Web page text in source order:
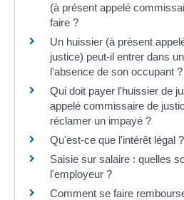
(à présent appelé
faire ?
Un huissier (à présent
justice) peut-il entrer dans
l'absence de son occupant ?
Qui doit payer l'huissier de
appelé commissaire de
réclamer un impayé ?
Qu'est-ce que l'intérêt légal ?
Saisie sur salaire : quelles
l'employeur ?
Comment se faire